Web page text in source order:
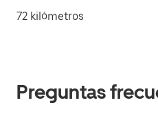
72 kilómetros
Preguntas